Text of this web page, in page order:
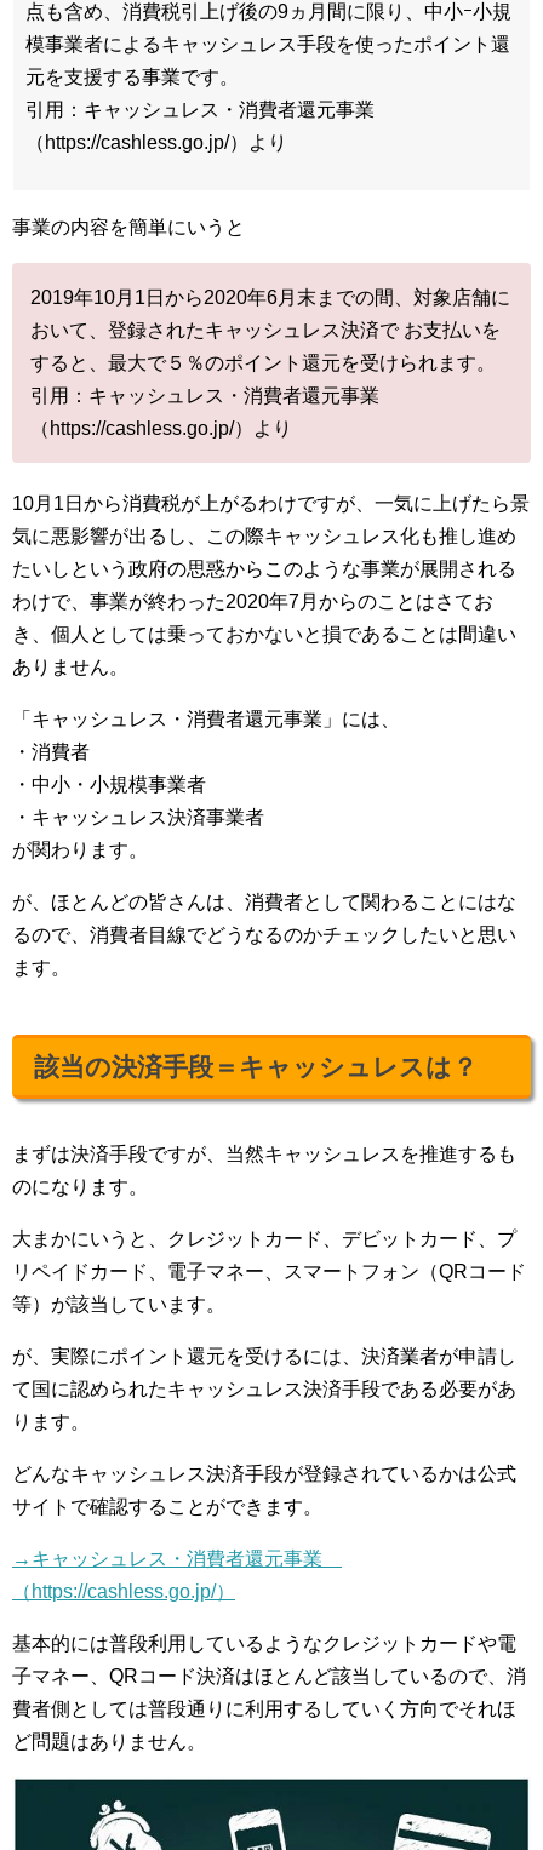
点も含め、消費税引上げ後の9ヵ月間に限り、中小ｰ小規
模事業者によるキャッシュレス手段を使ったポイント還
元を支援する事業です。
引用：キャッシュレス・消費者還元事業
（https://cashless.go.jp/）より
事業の内容を簡単にいうと
2019年10月1日から2020年6月末までの間、対象店舗に
おいて、登録されたキャッシュレス決済で お支払いを
すると、最大で５％のポイント還元を受けられます。
引用：キャッシュレス・消費者還元事業
（https://cashless.go.jp/）より
10月1日から消費税が上がるわけですが、一気に上げたら景
気に悪影響が出るし、この際キャッシュレス化も推し進め
たいしという政府の思惑からこのような事業が展開される
わけで、事業が終わった2020年7月からのことはさてお
き、個人としては乗っておかないと損であることは間違い
ありません。
「キャッシュレス・消費者還元事業」には、
・消費者
・中小・小規模事業者
・キャッシュレス決済事業者
が関わります。
が、ほとんどの皆さんは、消費者として関わることにはな
るので、消費者目線でどうなるのかチェックしたいと思い
ます。
該当の決済手段＝キャッシュレスは？
まずは決済手段ですが、当然キャッシュレスを推進するも
のになります。
大まかにいうと、クレジットカード、デビットカード、プ
リペイドカード、電子マネー、スマートフォン（QRコード
等）が該当しています。
が、実際にポイント還元を受けるには、決済業者が申請し
て国に認められたキャッシュレス決済手段である必要があ
ります。
どんなキャッシュレス決済手段が登録されているかは公式
サイトで確認することができます。
→キャッシュレス・消費者還元事業
（https://cashless.go.jp/）
基本的には普段利用しているようなクレジットカードや電
子マネー、QRコード決済はほとんど該当しているので、消
費者側としては普段通りに利用するしていく方向でそれほ
ど問題はありません。